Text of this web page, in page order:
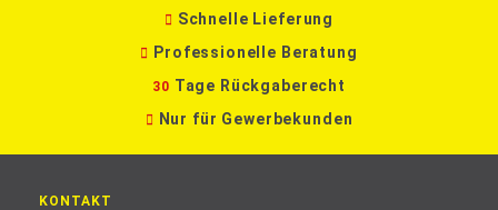
Schnelle Lieferung
Professionelle Beratung
30 Tage Rückgaberecht
Nur für Gewerbekunden
KONTAKT